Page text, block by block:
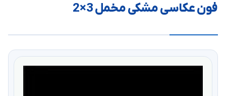
فون عکاسی مشکی مخمل 3×2